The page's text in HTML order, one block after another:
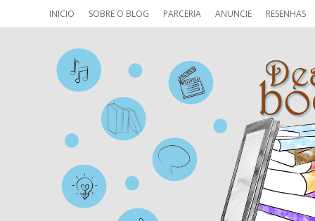
INICIO SOBRE O BLOG PARCERIA ANUNCIE RESENHAS